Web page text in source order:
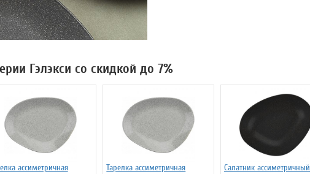
Гэлэкси со скидкой до 7%
ассиметричная
Тарелка ассиметричная
Салатник ассиметричный